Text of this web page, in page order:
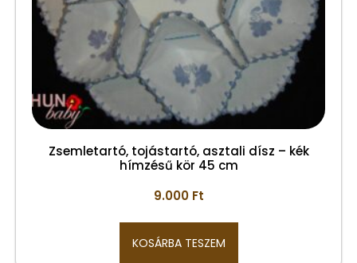
Zsemletartó, tojástartó, asztali dísz – kék
hímzésű kör 45 cm
9.000 Ft
KOSÁRBA TESZEM